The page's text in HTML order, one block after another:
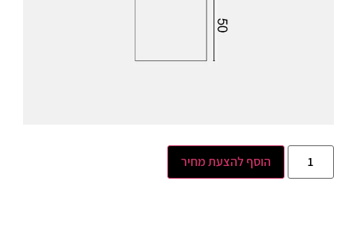
הוסף להצעת מחיר